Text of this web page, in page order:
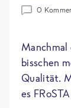
0
Manchmal
bisschen
Qualität.
es